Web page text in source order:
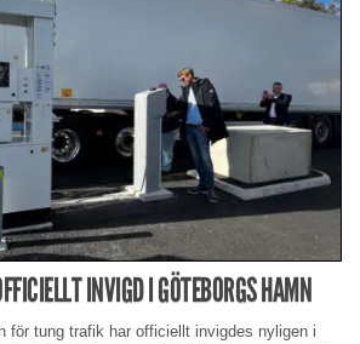
INVIGD I GÖTEBORGS HAMN
för tung trafik har officiellt invigdes nyligen i